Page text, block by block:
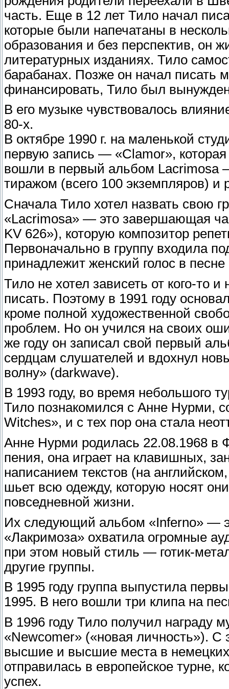
часть. Еще в 12 лет Тило начал
которые были напечатаны в
образования и без перспектив, он
литературных изданиях. Тило
барабанах. Позже он начал писать
финансировать, Тило был
В его музыке чувствовалось
80-х.
В октябре 1990 г. на маленькой
первую запись — «Clamor», которая
вошли в первый альбом Lacrimosa
тиражом (всего 100 экземпляров)
Сначала Тило хотел назвать свою
«Lacrimosa» — это завершающая
KV 626»), которую композитор
Первоначально в группу входила
принадлежит женский голос в
Тило не хотел зависеть от кого-то
писать. Поэтому в 1991 году
кроме полной художественной
проблем. Но он учился на своих
же году он записал свой первый
сердцам слушателей и вдохнул
волну» (darkwave).
В 1993 году, во время небольшого
Тило познакомился с Анне Нурми,
Witches», и с тех пор она стала
Анне Нурми родилась 22.08.1968 в
пения, она играет на клавишных,
написанием текстов (на
шьет всю одежду, которую носят
повседневной жизни.
Их следующий альбом «Inferno» —
«Лакримоза» охватила огромные
при этом новый стиль — готик-
другие группы.
В 1995 году группа выпустила
1995. В него вошли три клипа на
В 1996 году Тило получил награду
«Newcomer» («новая личность»). С
высшие и высшие места в
отправилась в европейское турне,
успех.